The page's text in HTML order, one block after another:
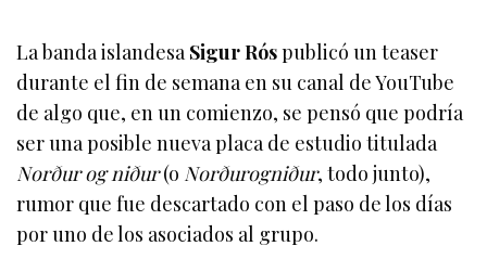
La banda islandesaSigur Róspublicó un teaser
durante el fin de semana en su canal de YouTube
de algo que, en un comienzo, se pensó que podría
ser una posible nueva placa de estudio titulada
Norður og niður(o Norðurogniður, todo junto),
rumor que fue descartado con el paso de los días
por uno de los asociados al grupo.